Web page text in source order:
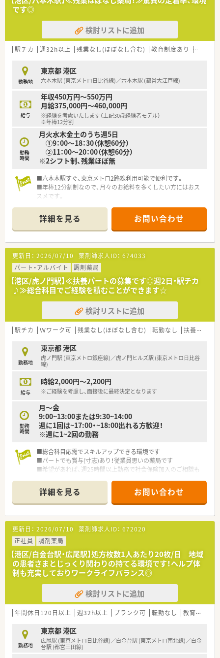
◇3年勤続者対象に、海外研修制度を実施！毎年充実した医療・調
おります。
◇社員向けに「患者接遇マナー研修」をアメリカで実施した例も
あり、会社全体で成長しチームワークを高める動きをしている会
社です。
◇年間休日は120日以上！有給消化率90～100%を維持
◇仕事もしっかり・お休みもしっかりが両立できる環境です。
◇福利厚生も充実！
です◎
検討リストに追加
駅チカ 週32h以上 残業なし(ほぼなし含む) 教育制度あり シフト
勤務地
東京都 港区
六本木駅 (東京メトロ日比谷線)／六本木駅 (都営大江戸線)
給与
年収450万円～550万円
月給375,000円～460,000円
※経験を考慮いたします（上記30歳経験者モデル）
※年棒12分割
勤務
時間
月火水木金土のうち週5日
①9：00～18：30（休憩60分）
②11：00～20：00（休憩60分）
※2シフト制、残業ほぼ無
■六本木駅すぐ、東京メトロ2路線利用可能で便利です。
■年棒12分割制なので、月々のお給料を多くしたい方にはおス
スメです。
■現状かかりつけのノルマなし・在宅も薬局長のみ対応なので負
担が少ない環境です。
■20代～50代の方と幅広い年齢層が活躍中、若手～ベテラン薬
剤師様まで歓迎です！
詳細を見る お問い合わせ
更新日： 2026/07/10 薬剤師求人ID： 674033
パート・アルバイト
調剤薬局
【港区/虎ノ門駅】≪扶養パートの募集です◎週2日・駅チカ
♪≫総合科目でご経験を積むことができます☆
検討リストに追加
駅チカ Ｗワーク可 残業なし(ほぼなし含む) 転勤なし 扶養内勤務OK
勤務地
東京都 港区
虎ノ門駅 (東京メトロ銀座線)／虎ノ門ヒルズ駅 (東京メトロ日比谷
線)
給与
時給2,000円～2,200円
※ご経験を考慮し、面接後に最終決定となります
勤務
時間
月～金
9:00~13:00または9:30~14:00
週に1回は~17:00・~18:00出れる方歓迎！
※週に1~2回の勤務
■総合科目応需でスキルアップできる環境です
■パートでも賞与(寸志)あり！従業員思いの薬局です
■希望があれば、週25時間以上勤務で社会保険加入のご相談も
詳細を見る お問い合わせ
更新日： 2026/07/10 薬剤師求人ID： 672020
正社員
調剤薬局
【港区/白金台駅・広尾駅】処方枚数1人あたり20枚/日 地域
の患者さまとじっくり関わりの持てる環境です！ヘルプ体
制も充実しておりワークライフバランス◎
検討リストに追加
年間休日120日以上 週32h以上 ブランク可 転勤なし 教育制度あり
勤務地
東京都 港区
広尾駅 (東京メトロ日比谷線)／白金台駅 (東京メトロ南北線)／白金
台駅 (都営三田線)